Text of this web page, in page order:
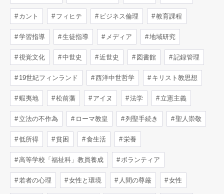
カント フィヒテ ビジネス倫理 教育課程
学習指導 生徒指導 メディア 地域研究
視覚文化 中世史 近世史 図書館 記録管理
19世紀フィンランド 西洋中世哲学 キリスト教思想
蝦夷地 松前藩 アイヌ 法学 立憲主義
立法の不作為 ローマ教皇 列聖手続き 聖人崇敬
低所得 貧困 食生活 栄養
高等学校「福祉科」教員養成 ボランティア
若者の心理 女性と環境 人間の尊厳 女性